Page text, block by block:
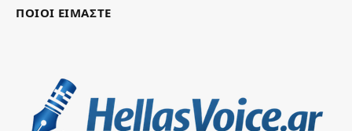
ΠΟΙΟΙ ΕΙΜΑΣΤΕ